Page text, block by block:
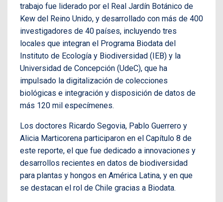
trabajo fue liderado por el Real Jardín Botánico de
Kew del Reino Unido, y desarrollado con más de 400
investigadores de 40 países, incluyendo tres
locales que integran el Programa Biodata del
Instituto de Ecología y Biodiversidad (IEB) y la
Universidad de Concepción (UdeC), que ha
impulsado la digitalización de colecciones
biológicas e integración y disposición de datos de
más 120 mil especímenes.
Los doctores Ricardo Segovia, Pablo Guerrero y
Alicia Marticorena participaron en el Capítulo 8 de
este reporte, el que fue dedicado a innovaciones y
desarrollos recientes en datos de biodiversidad
para plantas y hongos en América Latina, y en que
se destacan el rol de Chile gracias a Biodata.